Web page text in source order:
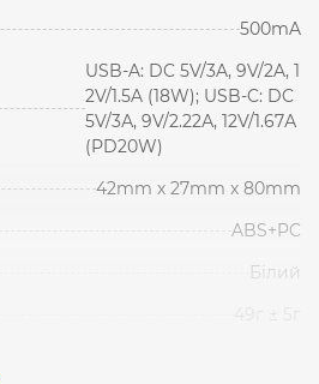
500mA
USB-A: DC 5V/3A, 9V/2A, 1
2V/1.5A (18W); USB-C: DC
5V/3А, 9V/2.22А, 12V/1.67А
(PD20W)
42mm х 27mm х 80mm
ABS+PC
Білий